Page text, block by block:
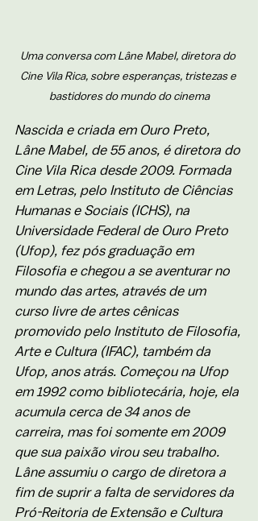
Uma conversa com Lâne Mabel, diretora do
Cine Vila Rica, sobre esperanças, tristezas e
bastidores do mundo do cinema
Nascida e criada em Ouro Preto,
Lâne Mabel, de 55 anos, é diretora do
Cine Vila Rica desde 2009. Formada
em Letras, pelo Instituto de Ciências
Humanas e Sociais (ICHS), na
Universidade Federal de Ouro Preto
(Ufop), fez pós graduação em
Filosofia e chegou a se aventurar no
mundo das artes, através de um
curso livre de artes cênicas
promovido pelo Instituto de Filosofia,
Arte e Cultura (IFAC), também da
Ufop, anos atrás. Começou na Ufop
em 1992 como bibliotecária, hoje, ela
acumula cerca de 34 anos de
carreira, mas foi somente em 2009
que sua paixão virou seu trabalho.
Lâne assumiu o cargo de diretora a
fim de suprir a falta de servidores da
Pró-Reitoria de Extensão e Cultura